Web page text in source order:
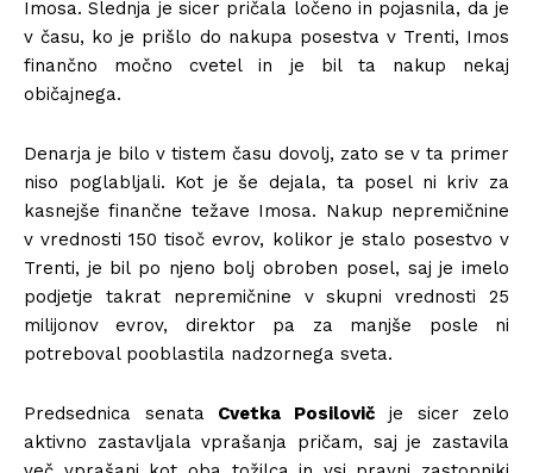
Imosa. Slednja je sicer pričala ločeno in pojasnila, da je
v času, ko je prišlo do nakupa posestva v Trenti, Imos
finančno močno cvetel in je bil ta nakup nekaj
običajnega.
Denarja je bilo v tistem času dovolj, zato se v ta primer
niso poglabljali. Kot je še dejala, ta posel ni kriv za
kasnejše finančne težave Imosa. Nakup nepremičnine
v vrednosti 150 tisoč evrov, kolikor je stalo posestvo v
Trenti, je bil po njeno bolj obroben posel, saj je imelo
podjetje takrat nepremičnine v skupni vrednosti 25
milijonov evrov, direktor pa za manjše posle ni
potreboval pooblastila nadzornega sveta.
Predsednica senata Cvetka Posilovič je sicer zelo
aktivno zastavljala vprašanja pričam, saj je zastavila